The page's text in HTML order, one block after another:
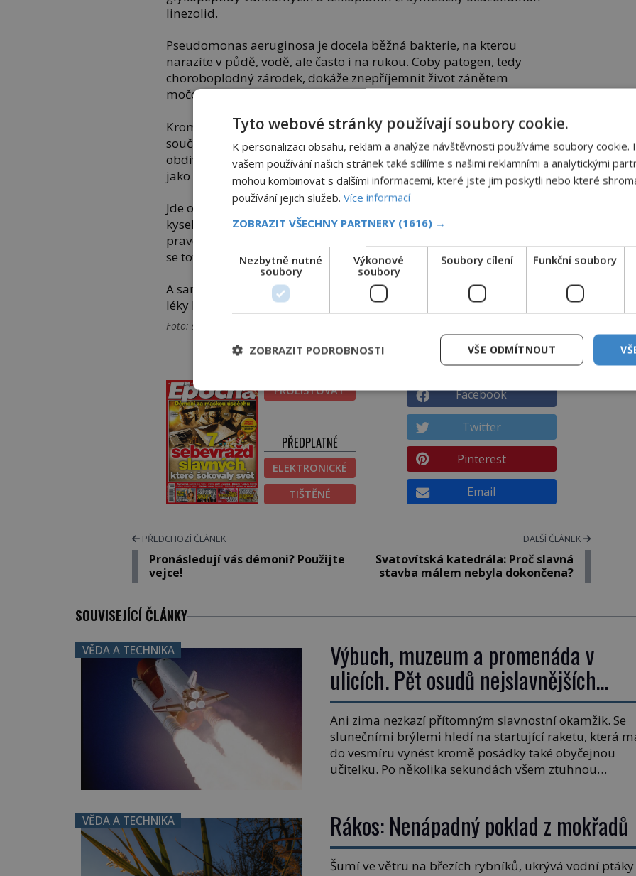
linezolid.
Pseudomonas aeruginosa je docela běžná bakterie, na kterou
narazíte v půdě, vodě, ale často i na rukou. Coby patogen, tedy
choroboplodný zárodek, dokáže znepříjemnit život zánětem
močových cest nebo středního ucha.
Krom toho, že vylučuje jedovaté toxiny, stojí v centru pozornosti
současné vědy. Proti antibiotikům si vypěstovala také
obdivuhodnou rezistenci. Při mnohonásobném zvětšení vypadá
jako náhrdelník.
Jde o plazmid, malou kruhovou molekulu deoxyribonukleové
kyseliny (DNA), která je schopná replikace. Právě v ní tkví
pravděpodobně kouzlo vybudované rezistence na antibiotika. Geny
se totiž převádí společně s replikací plazmidů.
A samozřejmě, přežijí ty nejlépe vyvinuté – tedy ty, kterým jsou naše
léky k smíchu.
Foto: shutterstock.com, Janice Carr
PROLISTOVAT
PŘEDPLATNÉ
ELEKTRONICKÉ
TIŠTĚNÉ
SDÍLEJTE ČLÁNEK
Facebook
Twitter
Pinterest
Email
PŘEDCHOZÍ ČLÁNEK
Pronásledují vás démoni? Použijte
vejce!
DALŠÍ ČLÁNEK
Svatovítská katedrála: Proč slavná
stavba málem nebyla dokončena?
SOUVISEJÍCÍ ČLÁNKY
VĚDA A TECHNIKA Výbuch, muzeum a promenáda v
ulicích. Pět osudů nejslavnějších
raketoplánů
Ani zima nezkazí přítomným slavnostní okamžik. Se
slunečními brýlemi hledí na startující raketu, která
do vesmíru vynést kromě posádky také obyčejnou
učitelku. Po několika sekundách všem ztuhnou
dolarů. Na druhou stranu zvládnou jen představitelné
věci. Na malé kousky Název: Columbia První […]
VĚDA A TECHNIKA Rákos: Nenápadný poklad z mokřadů
Šumí ve větru na březích rybníků, ukrývá vodní ptáky
Tyto webové stránky používají soubory cookie.
K personalizaci obsahu, reklam a analýze návštěvnosti používáme soubory cookie.
vašem používání našich stránek také sdílíme s našimi reklamními a analytickými
mohou kombinovat s dalšími informacemi, které jste jim poskytli nebo které
používání jejich služeb. Více informací
ZOBRAZIT VŠECHNY PARTNERY (1616) →
Nezbytně nutné
soubory
Výkonové
soubory
Soubory cílení Funkční soubory
VŠE ODMÍTNOUT
ZOBRAZIT PODROBNOSTI